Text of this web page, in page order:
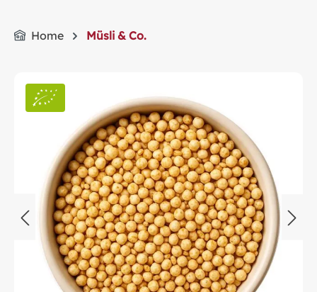
Home Müsli & Co.
Skip image gallery